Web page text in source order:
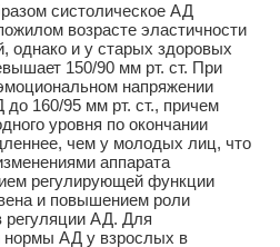
систолическое АД
возрасте эластичности
однако и у старых здоровых
150/90 мм рт. ст. При
напряжении
160/95 мм рт. ст., причем
уровня по окончании
чем у молодых лиц, что
аппарата
регулирующей функции
и повышением роли
регуляции АД. Для
нормы АД у взрослых в